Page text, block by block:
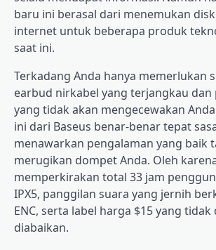
baru ini berasal dari menemukan
internet untuk beberapa produk
saat ini.
Terkadang Anda hanya memerlukan
earbud nirkabel yang terjangkau
yang tidak akan mengecewakan
ini dari Baseus benar-benar tepat
menawarkan pengalaman yang baik
merugikan dompet Anda. Oleh
memperkirakan total 33 jam
IPX5, panggilan suara yang jernih
ENC, serta label harga $15 yang tidak
diabaikan.